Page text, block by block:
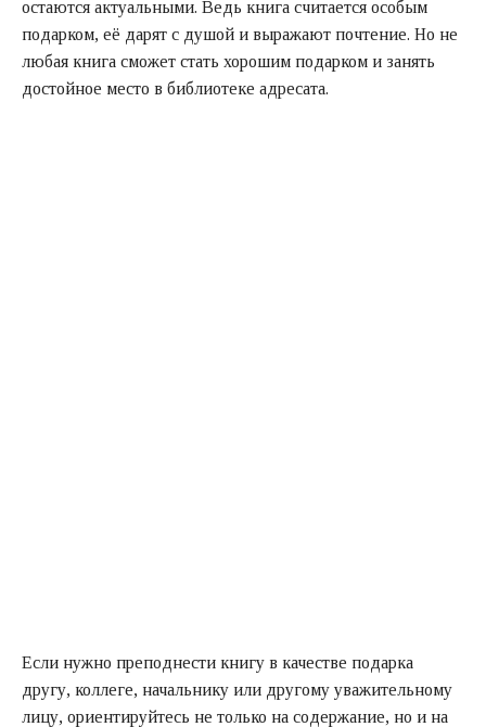
остаются актуальными. Ведь книга считается особым
подарком, её дарят с душой и выражают почтение. Но не
любая книга сможет стать хорошим подарком и занять
достойное место в библиотеке адресата.
Если нужно преподнести книгу в качестве подарка
другу, коллеге, начальнику или другому уважительному
лицу, ориентируйтесь не только на содержание, но и на